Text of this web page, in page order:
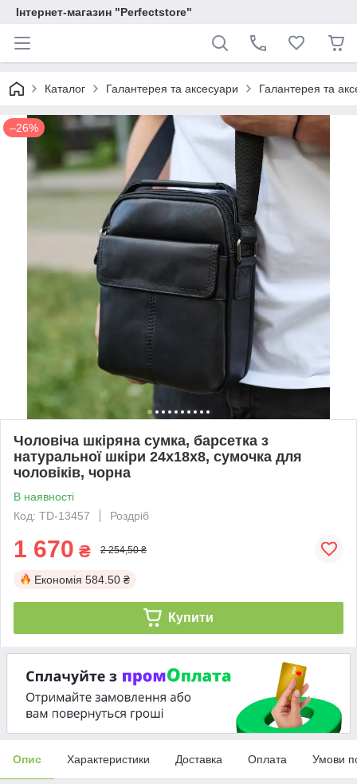
Інтернет-магазин "Perfectstore"
Каталог Галантерея та аксесуари Галантерея та
–26%
Чоловіча шкіряна сумка, барсетка з
натуральної шкіри 24х18х8, сумочка для
чоловіків, чорна
В наявності
Код: TD-13457
Роздріб
1 670 ₴ 2 254,50 ₴
Економія 584.50 ₴
Купити
Опис Характеристики Доставка Оплата Умови